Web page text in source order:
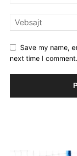
Save my name,
next time I comment.